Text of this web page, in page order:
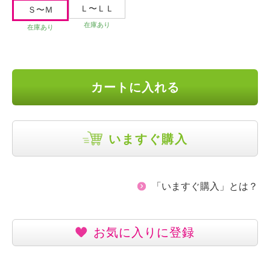
Ｓ〜Ｍ
在庫あり
Ｌ〜ＬＬ
在庫あり
カートに入れる
いますぐ購入
「いますぐ購入」とは？
お気に入りに登録